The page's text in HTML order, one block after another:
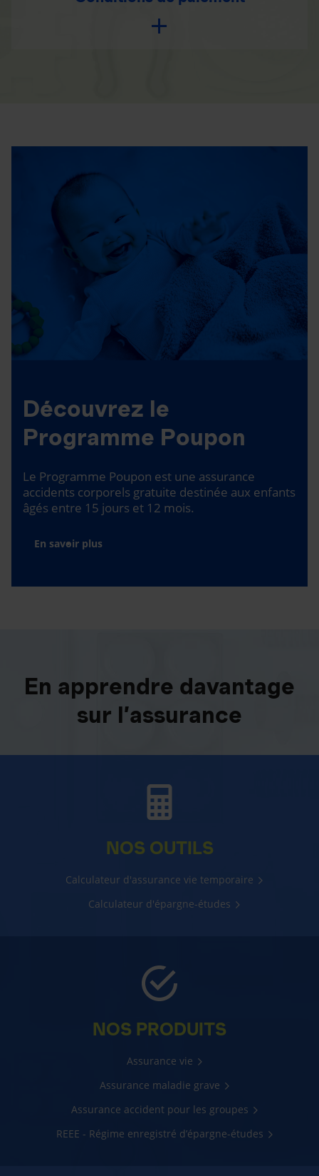
Découvrez le
Programme Poupon
Le Programme Poupon est une assurance
accidents corporels gratuite destinée aux enfants
âgés entre 15 jours et 12 mois.
En savoir plus
En apprendre davantage
sur l’assurance
NOS OUTILS
Calculateur d'assurance vie temporaire
Calculateur d'épargne-études
NOS PRODUITS
Assurance vie
Assurance maladie grave
Assurance accident pour les groupes
REEE - Régime enregistré d’épargne-études